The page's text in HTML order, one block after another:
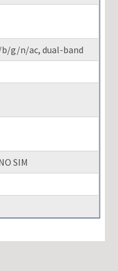
b/g/n/ac, dual-band
SIM